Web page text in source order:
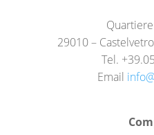
29010 –
Tel.
Email